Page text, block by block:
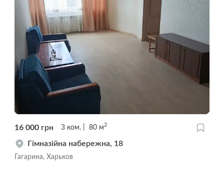
16 000 грн 3 ком. 80 м2
Гімназійна набережна, 18
Гагарина, Харьков